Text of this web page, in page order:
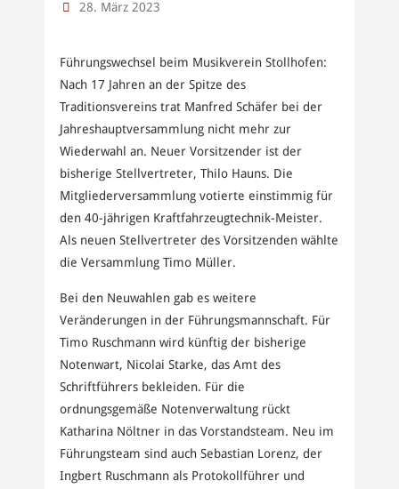
28. März 2023
Führungswechsel beim Musikverein Stollhofen:
Nach 17 Jahren an der Spitze des
Traditionsvereins trat Manfred Schäfer bei der
Jahreshauptversammlung nicht mehr zur
Wiederwahl an. Neuer Vorsitzender ist der
bisherige Stellvertreter, Thilo Hauns. Die
Mitgliederversammlung votierte einstimmig für
den 40-jährigen Kraftfahrzeugtechnik-Meister.
Als neuen Stellvertreter des Vorsitzenden wählte
die Versammlung Timo Müller.
Bei den Neuwahlen gab es weitere
Veränderungen in der Führungsmannschaft. Für
Timo Ruschmann wird künftig der bisherige
Notenwart, Nicolai Starke, das Amt des
Schriftführers bekleiden. Für die
ordnungsgemäße Notenverwaltung rückt
Katharina Nöltner in das Vorstandsteam. Neu im
Führungsteam sind auch Sebastian Lorenz, der
Ingbert Ruschmann als Protokollführer und